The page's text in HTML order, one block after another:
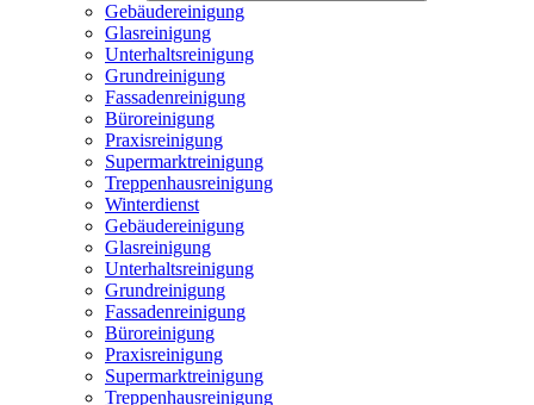
Gebäudereinigung
Glasreinigung
Unterhaltsreinigung
Grundreinigung
Fassadenreinigung
Büroreinigung
Praxisreinigung
Supermarktreinigung
Treppenhausreinigung
Winterdienst
Gebäudereinigung
Glasreinigung
Unterhaltsreinigung
Grundreinigung
Fassadenreinigung
Büroreinigung
Praxisreinigung
Supermarktreinigung
Treppenhausreinigung